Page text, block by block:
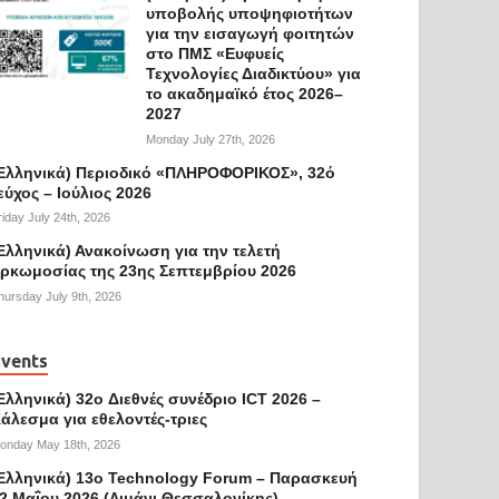
υποβολής υποψηφιοτήτων
για την εισαγωγή φοιτητών
στο ΠΜΣ «Ευφυείς
Τεχνολογίες Διαδικτύου» για
το ακαδημαϊκό έτος 2026–
2027
Monday July 27th, 2026
Περιοδικό «ΠΛΗΡΟΦΟΡΙΚΟΣ», 32ό
– Ιούλιος 2026
July 24th, 2026
Ανακοίνωση για την τελετή
της 23ης Σεπτεμβρίου 2026
July 9th, 2026
32o Διεθνές συνέδριο ICT 2026 –
για εθελοντές-τριες
May 18th, 2026
13ο Technology Forum – Παρασκευή